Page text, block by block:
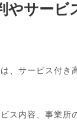
やサービ
、サービス付き
ス内容、事業所